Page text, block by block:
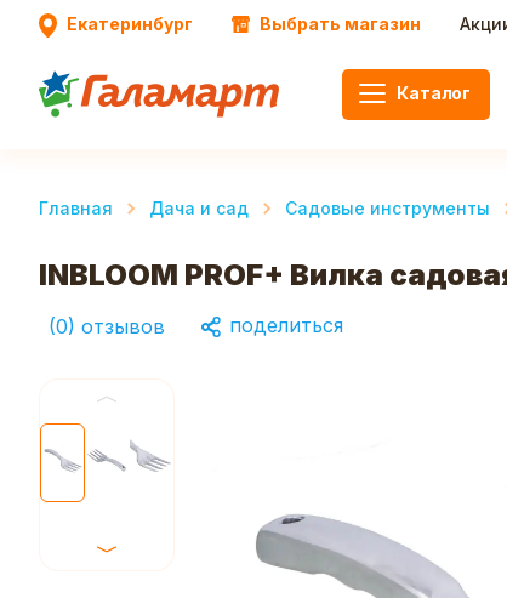
Екатеринбург Выбрать магазин
Каталог
Главная Дача и сад Садовые инструменты
INBLOOM PROF+ Вилка
(0) отзывов поделиться